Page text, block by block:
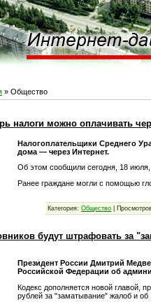
»Общество
налоги можно оплачивать
Налогоплательщики Среднего
дома — через Интернет.
Об этом сообщили сегодня, 18
Ранее граждане могли с помощью
Категория: Общество
будут штрафовать за
Президент России Дмитрий
Российской Федерации об
Кодекс дополняется новой главой,
рублей за "заматывание" жалоб и об